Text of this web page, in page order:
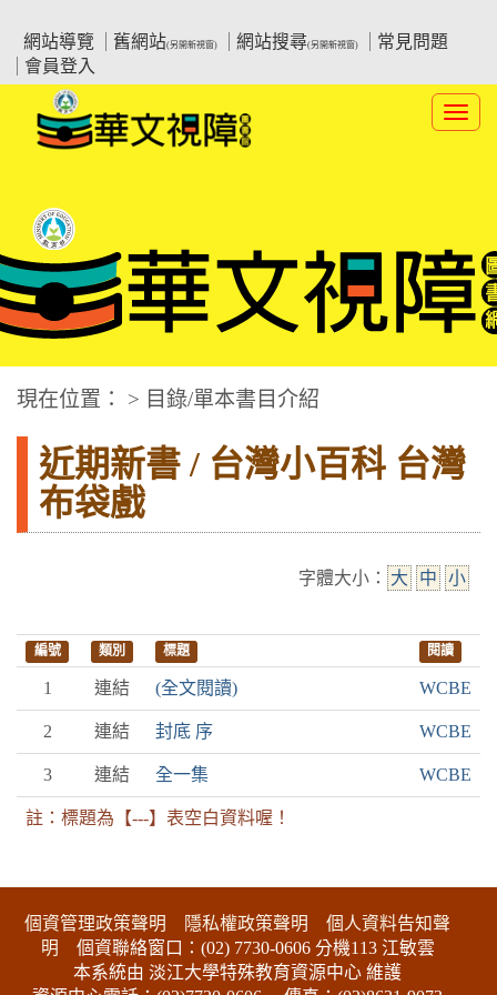
要
網站導覽
舊網站(另開新視窗) 網站搜尋(另開新視窗)
常見問題
會員登入
:::中央區塊
華文視障電子圖書網
現在位置： > 目錄/單本書目介紹
近期新書 / 台灣小百科 台灣
布袋戲
字體大小： 大 中 小
編號 類別 標題 閱讀
1 連結 (全文閱讀) WCBE
2 連結 封底 序 WCBE
3 連結 全一集 WCBE
註：標題為【---】表空白資料喔！
個資管理政策聲明 隱私權政策聲明
個人資料告知聲
明 個資聯絡窗口：(02) 7730-0606 分機113 江敏雲
本系統由 淡江大學特殊教育資源中心 維護